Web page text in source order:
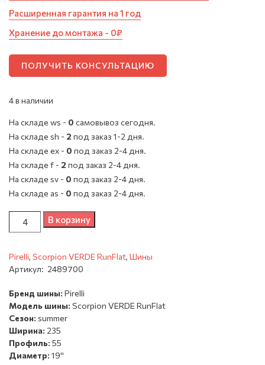
Расширенная гарантия на 1 год
Хранение до монтажа - 0₽
ПОЛУЧИТЬ КОНСУЛЬТАЦИЮ
4 в наличии
На складе ws - 0 cамовывоз сегодня.
На складе sh - 2 под заказ 1-2 дня.
На складе ex - 0 под заказ 2-4 дня.
На складе f - 2 под заказ 2-4 дня.
На складе sv - 0 под заказ 2-4 дня.
На складе as - 0 под заказ 2-4 дня.
КоличествоВ корзину
Pirelli, Scorpion VERDE RunFlat, Шины
Артикул: 2489700
Бренд шины: Pirelli
Модель шины: Scorpion VERDE RunFlat
Сезон: summer
Ширина: 235
Профиль: 55
Диаметр: 19''